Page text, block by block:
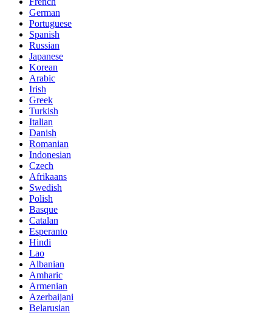
German
Portuguese
Spanish
Russian
Japanese
Korean
Arabic
Irish
Greek
Turkish
Italian
Danish
Romanian
Indonesian
Czech
Afrikaans
Swedish
Polish
Basque
Catalan
Esperanto
Hindi
Lao
Albanian
Amharic
Armenian
Azerbaijani
Belarusian